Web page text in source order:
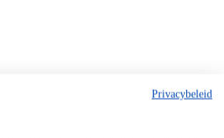
Privacybeleid